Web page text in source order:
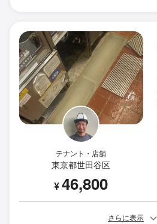
テナント・店舗
東京都世田谷区
¥46,800
さらに表示